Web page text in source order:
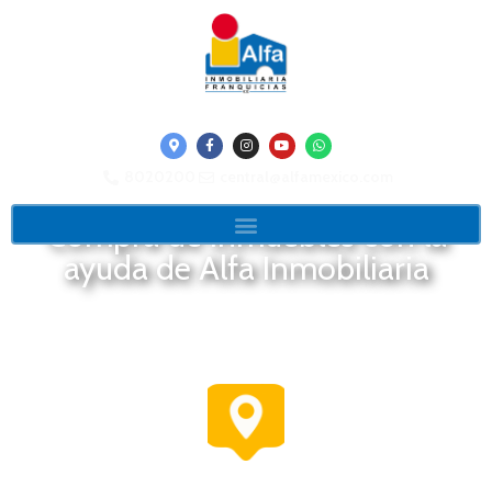
Compra de inmuebles con la
ayuda de Alfa Inmobiliaria